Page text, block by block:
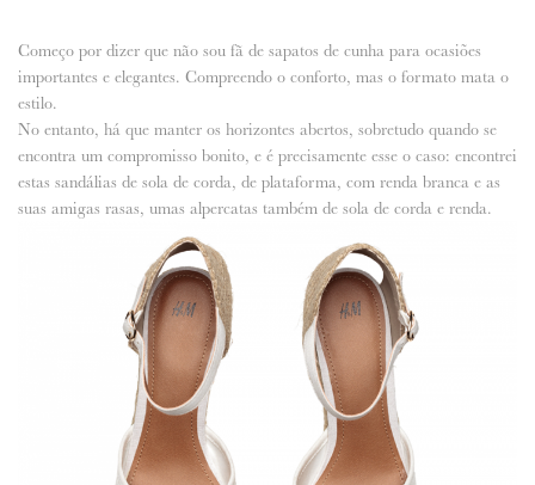
ANUNCIE CONNOSCO
Começo por dizer que não sou fã de sapatos de cunha para ocasiões
importantes e elegantes. Compreendo o conforto, mas o formato mata o
estilo.
No entanto, há que manter os horizontes abertos, sobretudo quando se
encontra um compromisso bonito, e é precisamente esse o caso: encontrei
estas sandálias de sola de corda, de plataforma, com renda branca e as
suas amigas rasas, umas alpercatas também de sola de corda e renda.